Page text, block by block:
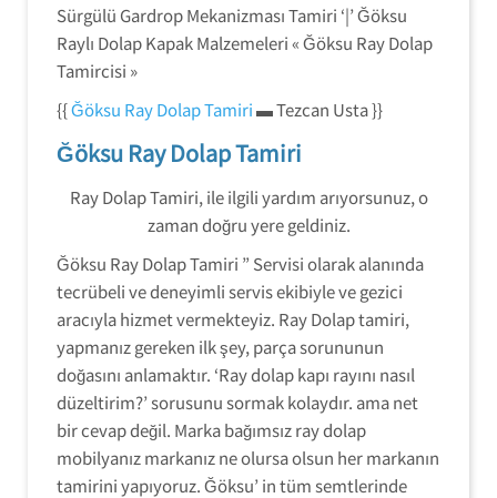
Sürgülü Gardrop Mekanizması Tamiri ‘|’ Ğöksu
Raylı Dolap Kapak Malzemeleri « Ğöksu Ray Dolap
Tamircisi »
{{Ğöksu Ray Dolap Tamiri▬ Tezcan Usta }}
Ğöksu Ray Dolap Tamiri
Ray Dolap Tamiri, ile ilgili yardım arıyorsunuz, o
zaman doğru yere geldiniz.
Ğöksu Ray Dolap Tamiri ” Servisi olarak alanında
tecrübeli ve deneyimli servis ekibiyle ve gezici
aracıyla hizmet vermekteyiz. Ray Dolap tamiri,
yapmanız gereken ilk şey, parça sorununun
doğasını anlamaktır. ‘Ray dolap kapı rayını nasıl
düzeltirim?’ sorusunu sormak kolaydır. ama net
bir cevap değil. Marka bağımsız ray dolap
mobilyanız markanız ne olursa olsun her markanın
tamirini yapıyoruz. Ğöksu’ in tüm semtlerinde